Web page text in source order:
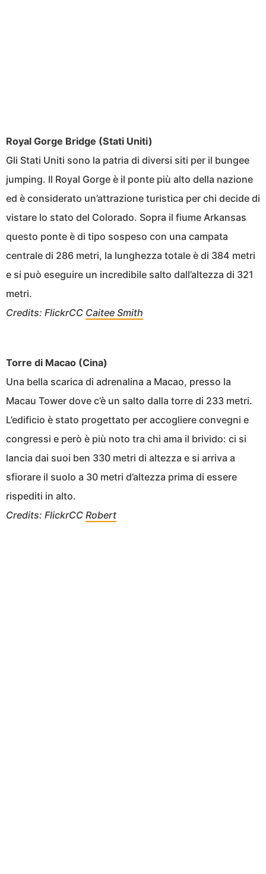
Royal Gorge Bridge (Stati Uniti)
Gli Stati Uniti sono la patria di diversi siti per il bungee
jumping. Il Royal Gorge è il ponte più alto della nazione
ed è considerato un’attrazione turistica per chi decide di
vistare lo stato del Colorado. Sopra il fiume Arkansas
questo ponte è di tipo sospeso con una campata
centrale di 286 metri, la lunghezza totale è di 384 metri
e si può eseguire un incredibile salto dall’altezza di 321
metri.
Credits: FlickrCC Caitee Smith
Torre di Macao (Cina)
Una bella scarica di adrenalina a Macao, presso la
Macau Tower dove c’è un salto dalla torre di 233 metri.
L’edificio è stato progettato per accogliere convegni e
congressi e però è più noto tra chi ama il brivido: ci si
lancia dai suoi ben 330 metri di altezza e si arriva a
sfiorare il suolo a 30 metri d’altezza prima di essere
rispediti in alto.
Credits: FlickrCC Robert